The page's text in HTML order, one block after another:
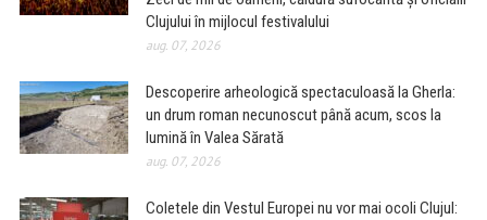
Clujului în mijlocul festivalului
aug. 07, 2026
Descoperire arheologică spectaculoasă la Gherla:
un drum roman necunoscut până acum, scos la
lumină în Valea Sărată
aug. 07, 2026
Coletele din Vestul Europei nu vor mai ocoli Clujul: